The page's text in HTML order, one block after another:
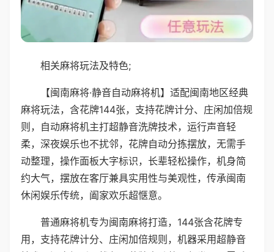
相关麻将玩法及特色;
【闽南麻将·静音自动麻将机】适配闽南地区经典
麻将玩法，含花牌144张，支持花牌计分、庄闲加倍规
则，自动麻将机主打超静音洗牌技术，运行声音轻
柔，深夜娱乐也不扰邻，花牌自动分拣摆放，无需手
动整理，操作面板大字标识，长辈轻松操作，机身简
约大气，摆放在客厅兼具实用性与美观性，传承闽南
休闲娱乐传统，阖家欢乐超惬意。
普通麻将机专为闽南麻将打造，144张含花牌专
用，支持花牌计分、庄闲加倍规则，机器采用超静音